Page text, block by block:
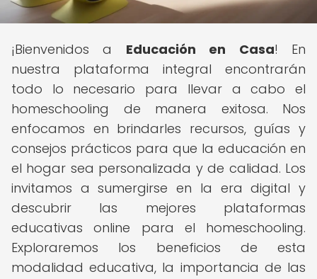
¡Bienvenidos a Educación en Casa! En
nuestra plataforma integral encontrarán
todo lo necesario para llevar a cabo el
homeschooling de manera exitosa. Nos
enfocamos en brindarles recursos, guías y
consejos prácticos para que la educación en
el hogar sea personalizada y de calidad. Los
invitamos a sumergirse en la era digital y
descubrir las mejores plataformas
educativas online para el homeschooling.
Exploraremos los beneficios de esta
modalidad educativa, la importancia de las